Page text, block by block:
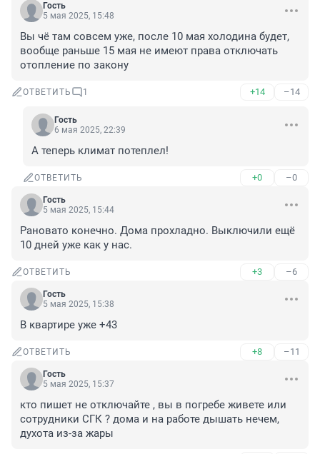
Гость
5 мая 2025, 15:48
Вы чё там совсем уже, после 10 мая холодина будет,
вообще раньше 15 мая не имеют права отключать
отопление по закону
ОТВЕТИТЬ 1 +14 –14
Гость
6 мая 2025, 22:39
А теперь климат потеплел!
ОТВЕТИТЬ +0 –0
Гость
5 мая 2025, 15:44
Рановато конечно. Дома прохладно. Выключили ещё
10 дней уже как у нас.
ОТВЕТИТЬ +3 –6
Гость
5 мая 2025, 15:38
В квартире уже +43
ОТВЕТИТЬ +8 –11
Гость
5 мая 2025, 15:37
кто пишет не отключайте , вы в погребе живете или
сотрудники СГК ? дома и на работе дышать нечем,
духота из-за жары